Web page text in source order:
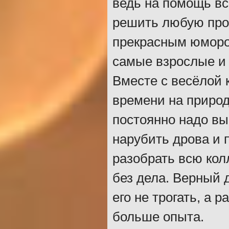
ведь на помощь
решить любую
прекрасным
самые взрослые
Вместе с весёлой
времени на
постоянно надо
нарубить дрова и
разобрать всю
без дела. Верный
его не трогать, а
больше опыта.